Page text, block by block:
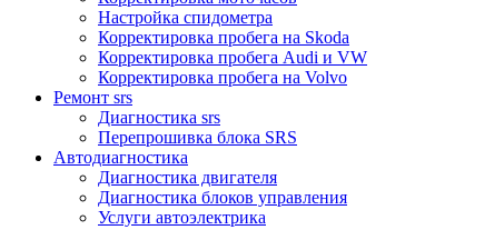
Настройка спидометра
Корректировка пробега на Skoda
Корректировка пробега Audi и VW
Корректировка пробега на Volvo
Ремонт srs
Диагностика srs
Перепрошивка блока SRS
Автодиагностика
Диагностика двигателя
Диагностика блоков управления
Услуги автоэлектрика